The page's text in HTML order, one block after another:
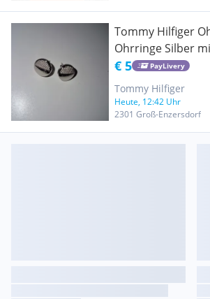
Tommy Hilfiger
Ohrringe Silber
Steinen & Logo
€ 5 PayLivery
Tommy Hilfiger
Heute, 12:42 Uhr
2301 Groß-Enzersdorf